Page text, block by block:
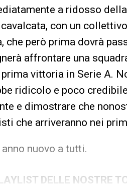
a ridosso
con un
che però prima dovrà
affrontare una
vittoria in Serie A.
ridicolo e poco
e dimostrare che
che arriveranno nei
anno nuovo a tutti.
DELLE NOSTRE